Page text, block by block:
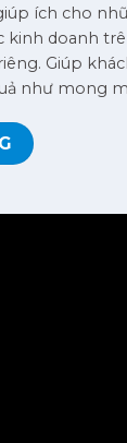
ích cho
kinh doanh
Giúp
như mong